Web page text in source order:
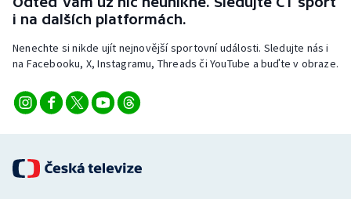
i na dalších platformách.
Nenechte si nikde ujít nejnovější sportovní události. Sledujte nás i
na Facebooku, X, Instagramu, Threads či YouTube a buďte v obraze.